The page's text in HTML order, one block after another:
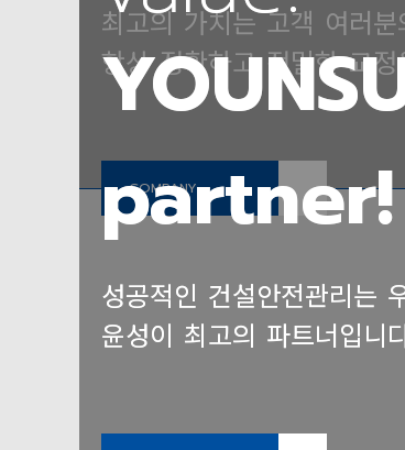
최고의 가치는 고객 여러분
항상 정확하고 정밀한 교
COMPANY
partner!
성공적인 건설안전관리는
윤성이 최고의 파트너입니
partner!
성공적인 건설안전관리는
윤성이 최고의 파트너입니